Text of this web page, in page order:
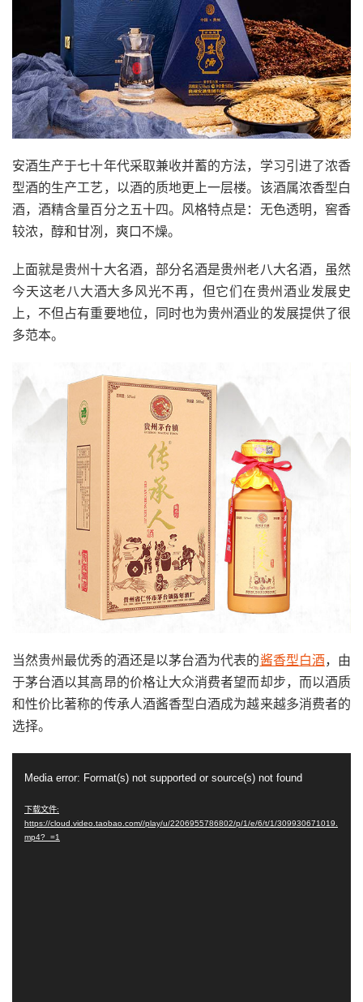
安酒生产于七十年代采取兼收并蓄的方法，学习引进了浓香
型酒的生产工艺，以酒的质地更上一层楼。该酒属浓香型白
酒，酒精含量百分之五十四。风格特点是：无色透明，窖香
较浓，醇和甘冽，爽口不燥。
上面就是贵州十大名酒，部分名酒是贵州老八大名酒，虽然
今天这老八大酒大多风光不再，但它们在贵州酒业发展史
上，不但占有重要地位，同时也为贵州酒业的发展提供了很
多范本。
当然贵州最优秀的酒还是以茅台酒为代表的酱香型白酒，由
于茅台酒以其高昂的价格让大众消费者望而却步，而以酒质
和性价比著称的传承人酒酱香型白酒成为越来越多消费者的
选择。
Media error: Format(s) not supported or source(s) not found
下载文件:
https://cloud.video.taobao.com//play/u/2206955786802/p/1/e/6/t/1/309930671019.
mp4?_=1